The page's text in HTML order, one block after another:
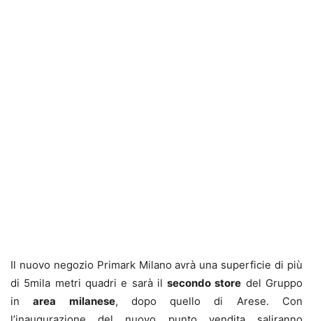
Il nuovo negozio Primark Milano avrà una superficie di più
di 5mila metri quadri e sarà ilsecondo store del Gruppo
inarea milanese, dopo quello di Arese. Con